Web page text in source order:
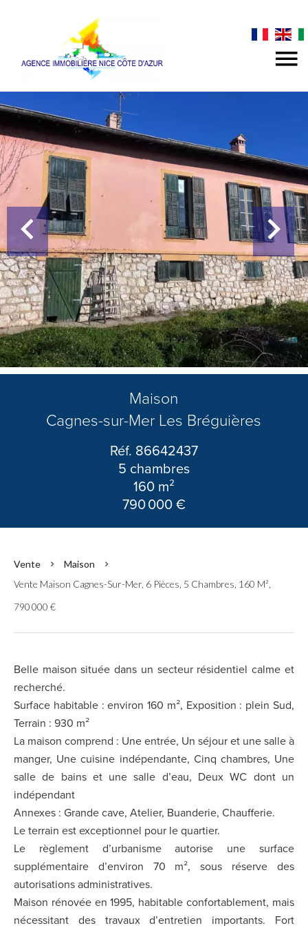
Maison
Cagnes-sur-Mer Les Bréguières
Réf. 86642437
5 chambres
160 m²
790 000 €
Vente
Maison
Vente Maison Cagnes-Sur-Mer, 6 Pièces, 5 Chambres, 160 M²,
790 000 €
Belle maison située dans un secteur résidentiel calme et
recherché.
Surface habitable : environ 160 m², Exposition : plein Sud,
Terrain : 930 m²
La maison comprend : Une entrée, Un séjour et une salle à
manger, Une cuisine indépendante, Cinq chambres, Une
salle de bains et une salle d’eau, Deux WC dont un
indépendant
Annexes : Grande cave, Atelier, Buanderie, Chaufferie.
Le terrain est exceptionnel pour le quartier.
Le règlement d’urbanisme autorise une surface
supplémentaire d’environ 70 m², sous réserve des
autorisations administratives.
Maison rénovée en 1995, habitable confortablement, mais
nécessitant des travaux d’entretien importants. Fort